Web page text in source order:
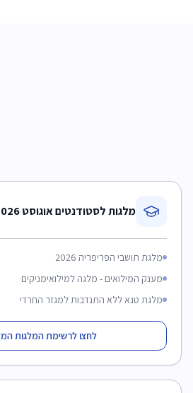
מלגות לסטודנטים אוגוסט 2026
מלגת תושבי הפריפריה 2026
מענק המילואים - מלגה למילואימניקים
מלגת טנא ללא התנדבות למגזר החרדי
לחצו לרשימת המלגות